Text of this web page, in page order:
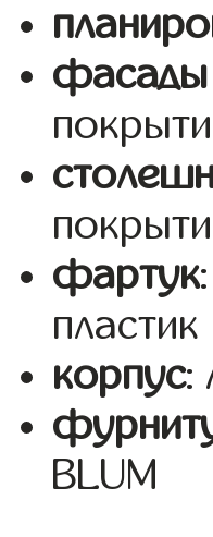
фасады
фартук
пластик
корпус:
BLUM